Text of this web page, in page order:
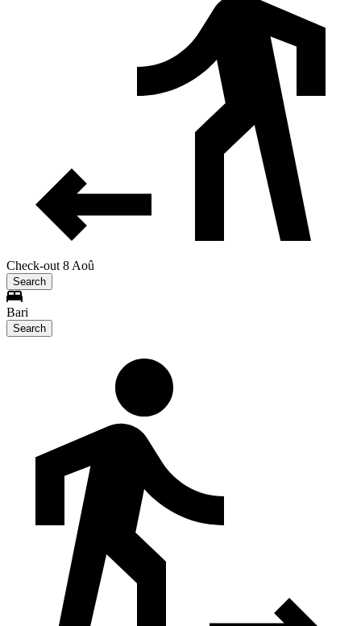
Check-out 8 Aoû
Search
Bari
Search